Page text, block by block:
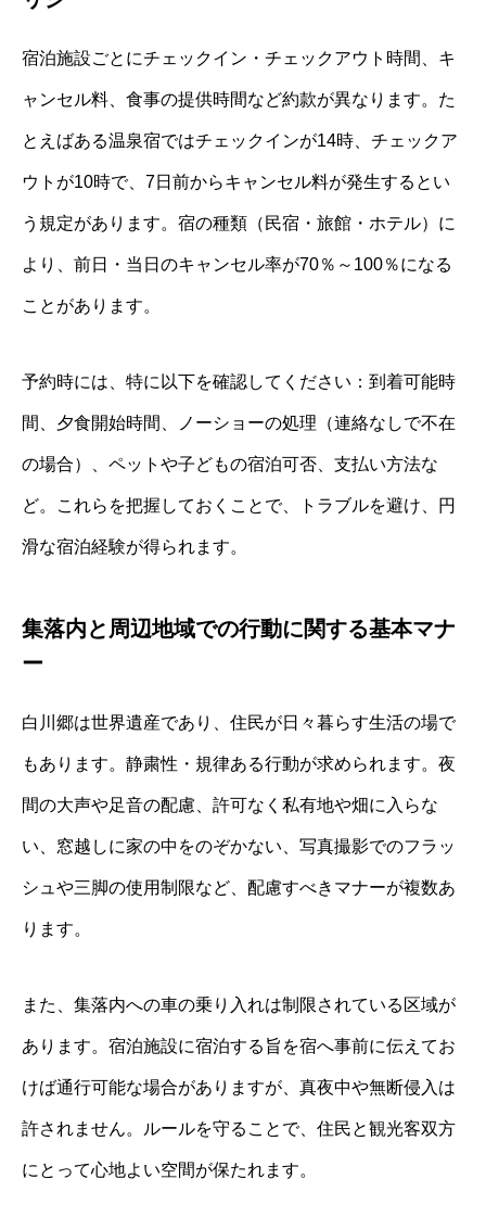
宿泊施設ごとにチェックイン・チェックアウト時間、キ
ャンセル料、食事の提供時間など約款が異なります。た
とえばある温泉宿ではチェックインが14時、チェックア
ウトが10時で、7日前からキャンセル料が発生するとい
う規定があります。宿の種類（民宿・旅館・ホテル）に
より、前日・当日のキャンセル率が70％～100％になる
ことがあります。
予約時には、特に以下を確認してください：到着可能時
間、夕食開始時間、ノーショーの処理（連絡なしで不在
の場合）、ペットや子どもの宿泊可否、支払い方法な
ど。これらを把握しておくことで、トラブルを避け、円
滑な宿泊経験が得られます。
集落内と周辺地域での行動に関する基本マナ
ー
白川郷は世界遺産であり、住民が日々暮らす生活の場で
もあります。静粛性・規律ある行動が求められます。夜
間の大声や足音の配慮、許可なく私有地や畑に入らな
い、窓越しに家の中をのぞかない、写真撮影でのフラッ
シュや三脚の使用制限など、配慮すべきマナーが複数あ
ります。
また、集落内への車の乗り入れは制限されている区域が
あります。宿泊施設に宿泊する旨を宿へ事前に伝えてお
けば通行可能な場合がありますが、真夜中や無断侵入は
許されません。ルールを守ることで、住民と観光客双方
にとって心地よい空間が保たれます。